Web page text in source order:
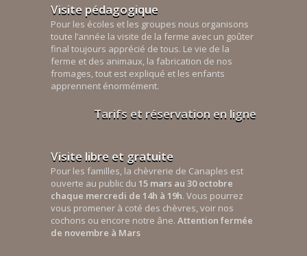
Visite pédagogique
Pour les écoles et les groupes nous organisons
toute l’année la visite de la ferme avec un goûter
final toujours apprécié de tous. Le vie de la
ferme et des animaux, la fabrication de nos
fromages, tout est expliqué et les enfants
apprennent énormément.
Tarifs et réservation en ligne
Visite libre et gratuite
Pour les familles, la chèvrerie de Canaples est
ouverte au public du 15 mars au 30 octobre
chaque mercredi de 14h à 19h. Vous pourrez
vous promener à coté des chèvres, voir nos
cochons ou encore notre âne. Attention fermée
de novembre à Mars